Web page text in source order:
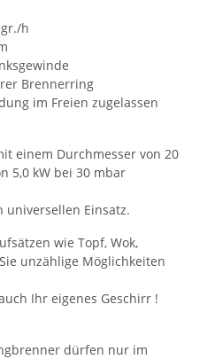
h
Brennerring
im Freien zugelassen
einem Durchmesser von 20
5,0 kW bei 30 mbar
universellen Einsatz.
wie Topf, Wok,
unzählige Möglichkeiten
Ihr eigenes Geschirr !
dürfen nur im